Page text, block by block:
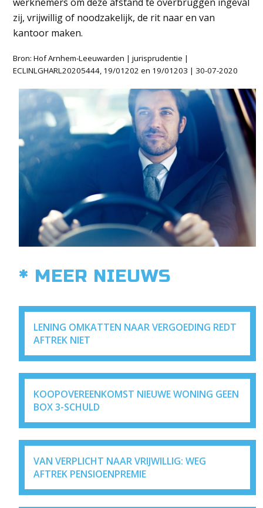
zij, vrijwillig of noodzakelijk, de rit naar en van
kantoor maken.
Bron: Hof Arnhem-Leeuwarden | jurisprudentie |
ECLINLGHARL20205444, 19/01202 en 19/01203 | 30-07-2020
* MEER NIEUWS
LENING OMKATTEN NAAR VERGOEDING REDT
AFTREK NIET
KOOPOVEREENKOMST NIEUWE WONING GEEN
BOX 3-SCHULD
VAN VERPLICHT NAAR VRIJWILLIG: WEG
AFTREK PENSIOENPREMIE